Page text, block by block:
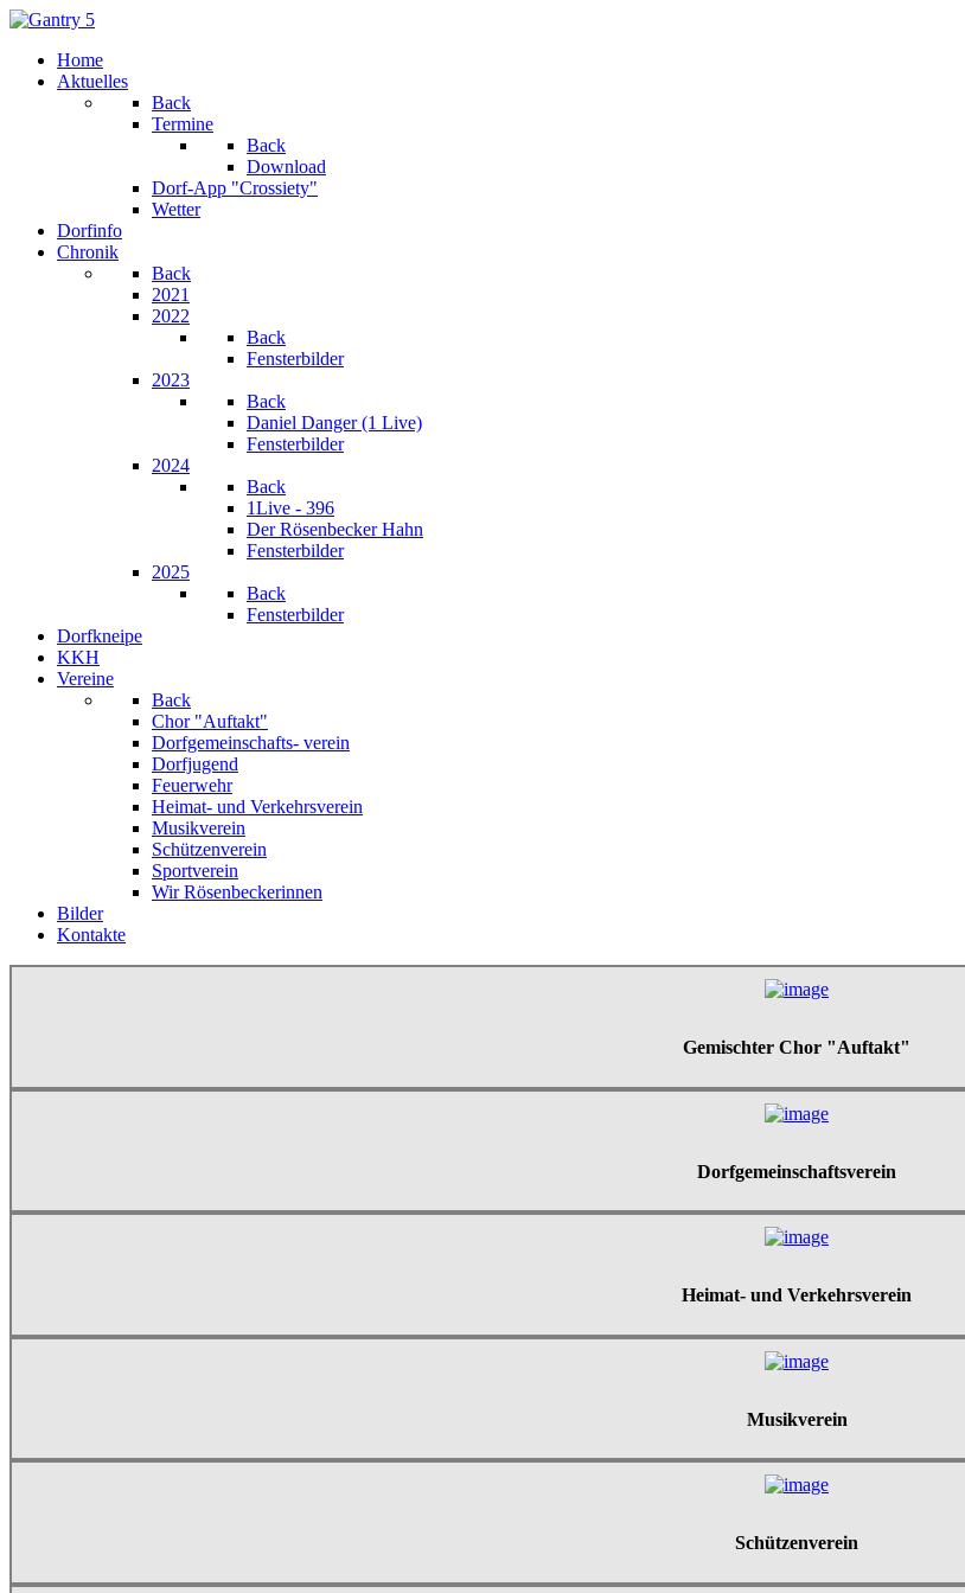
Home
Aktuelles
Back
Termine
Back
Download
Dorf-App "Crossiety"
Wetter
Dorfinfo
Chronik
Back
2021
2022
Back
Fensterbilder
2023
Back
Daniel Danger (1 Live)
Fensterbilder
2024
Back
1Live - 396
Der Rösenbecker Hahn
Fensterbilder
2025
Back
Fensterbilder
Dorfkneipe
KKH
Vereine
Back
Chor "Auftakt"
Dorfgemeinschafts- verein
Dorfjugend
Feuerwehr
Heimat- und Verkehrsverein
Musikverein
Schützenverein
Sportverein
Wir Rösenbeckerinnen
Bilder
Kontakte
Gemischter Chor "Auftakt"
Dorfgemeinschaftsverein
Heimat- und Verkehrsverein
Musikverein
Schützenverein